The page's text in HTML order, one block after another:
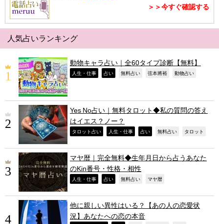
＞＞今すぐ確認する
人気占いランキング
動物キャラ占い｜全60タイプ診断【無料】
人生・仕事 占い 無料占い 弦本將裕 動物占い
Yes No占い｜無料タロット◆私の質問の答え
はイエス？ノー？
タロット占い 人生・仕事 占い 無料占い タロット
マヤ暦｜完全無料◆生年月日から占うあなた
のKin番号・性格・相性
人生・仕事 占い 無料占い マヤ暦
他に親しい異性はいる？【あの人の恋愛状
況】あなたへの恋の本音